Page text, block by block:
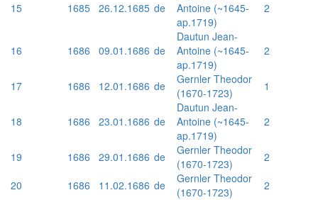
15 1685 26.12.1685 de
Antoine (~1645-
ap.1719)
2
16 1686 09.01.1686 de
Dautun Jean-
Antoine (~1645-
ap.1719)
2
17 1686 12.01.1686 de
Gernler Theodor
(1670-1723)
1
18 1686 23.01.1686 de
Dautun Jean-
Antoine (~1645-
ap.1719)
2
19 1686 29.01.1686 de
Gernler Theodor
(1670-1723)
2
20
1686 11.02.1686 de
Gernler Theodor
(1670-1723)
2